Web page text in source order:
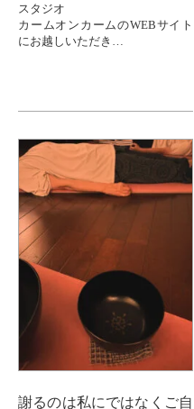
スタジオ
カームオンカームのWEBサイト
にお越しいただき
体験レッスンにお越しいただい
た
30代の方のお話を。。。
謝るのは私にではなくご自